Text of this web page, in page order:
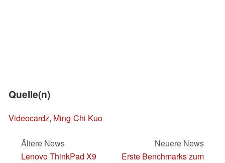
Quelle(n)
Videocardz, Ming-Chi Kuo
Ältere News
Lenovo ThinkPad X9
Neuere News
Erste Benchmarks zum